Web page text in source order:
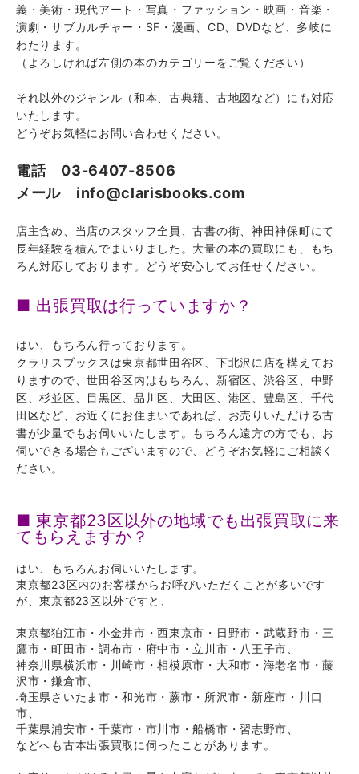
義・美術・現代アート・写真・ファッション・映画・音楽・
演劇・サブカルチャー・SF・漫画 、CD、DVDなど、多岐に
わたります。
（よろしければ左側の本のカテゴリーをご覧ください）
それ以外のジャンル（和本、古典籍、古地図など）にも対応
いたします。
どうぞお気軽にお問い合わせください。
電話 03-6407-8506
メール info@clarisbooks.com
店主含め、当店のスタッフ全員、古書の街、神田神保町にて
長年経験を積んでまいりました。大量の本の買取にも、もち
ろん対応しております。どうぞ安心してお任せください。
■ 出張買取は行っていますか？
はい、もちろん行っております。
クラリスブックスは東京都世田谷区、下北沢に店を構えてお
りますので、世田谷区内はもちろん、新宿区、渋谷区、中野
区、杉並区、目黒区、品川区、大田区、港区、豊島区、千代
田区など、お近くにお住まいであれば、お売りいただける古
書が少量でもお伺いいたします。もちろん遠方の方でも、お
伺いできる場合もございますので、どうぞお気軽にご相談く
ださい。
■ 東京都23区以外の地域でも出張買取に来
てもらえますか？
はい、もちろんお伺いいたします。
東京都23区内のお客様からお呼びいただくことが多いです
が、東京都23区以外ですと、
東京都狛江市・小金井市・西東京市・日野市・武蔵野市・三
鷹市・町田市・調布市・府中市・立川市・八王子市、
神奈川県横浜市・川崎市・相模原市・大和市・海老名市・藤
沢市・鎌倉市、
埼玉県さいたま市・和光市・蕨市・所沢市・新座市・川口
市、
千葉県浦安市・千葉市・市川市・船橋市・習志野市、
などへも古本出張買取に伺ったことがあります。